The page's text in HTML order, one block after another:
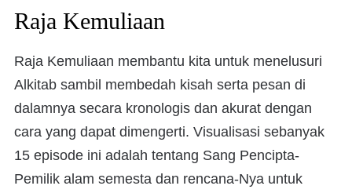
Raja Kemuliaan
Raja Kemuliaan membantu kita untuk menelusuri
Alkitab sambil membedah kisah serta pesan di
dalamnya secara kronologis dan akurat dengan
cara yang dapat dimengerti. Visualisasi sebanyak
15 episode ini adalah tentang Sang Pencipta-
Pemilik alam semesta dan rencana-Nya untuk